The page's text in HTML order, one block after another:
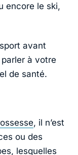
encore le ski,
avant
parler à votre
de santé.
, il n’est
ou des
lesquelles